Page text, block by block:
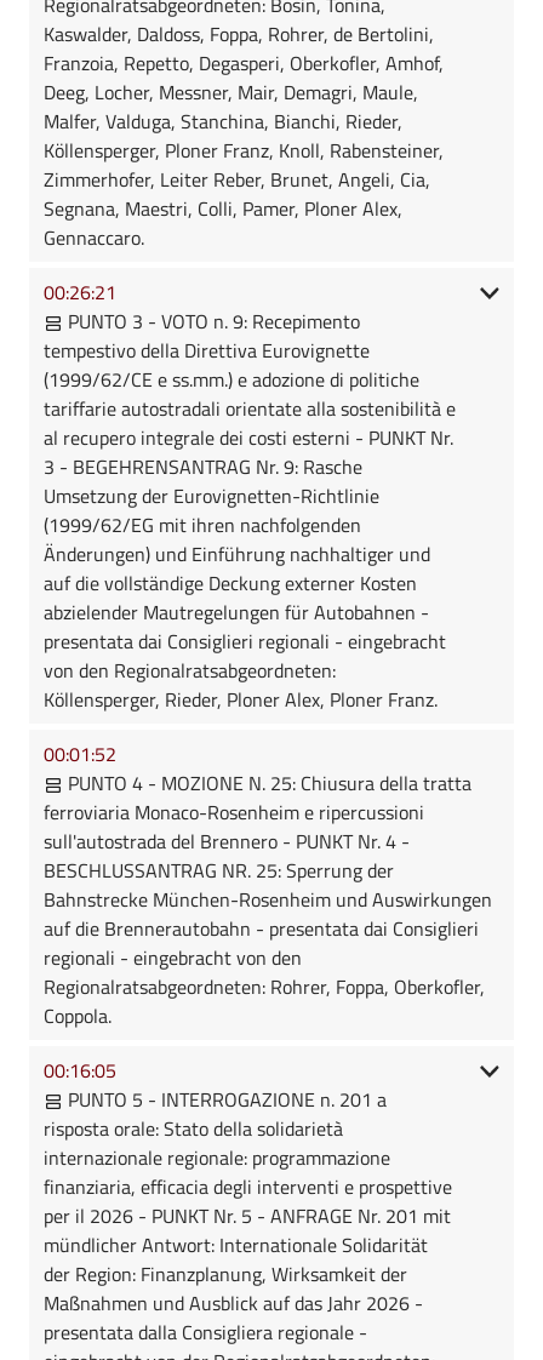
Kaswalder, Daldoss, Foppa, Rohrer, de Bertolini,
Franzoia, Repetto, Degasperi, Oberkofler, Amhof,
Deeg, Locher, Messner, Mair, Demagri, Maule,
Malfer, Valduga, Stanchina, Bianchi, Rieder,
Köllensperger, Ploner Franz, Knoll, Rabensteiner,
Zimmerhofer, Leiter Reber, Brunet, Angeli, Cia,
Segnana, Maestri, Colli, Pamer, Ploner Alex,
Gennaccaro.
00:26:21
PUNTO 3 - VOTO n. 9: Recepimento
tempestivo della Direttiva Eurovignette
(1999/62/CE e ss.mm.) e adozione di politiche
tariffarie autostradali orientate alla sostenibilità e
al recupero integrale dei costi esterni - PUNKT Nr.
3 - BEGEHRENSANTRAG Nr. 9: Rasche
Umsetzung der Eurovignetten-Richtlinie
(1999/62/EG mit ihren nachfolgenden
Änderungen) und Einführung nachhaltiger und
auf die vollständige Deckung externer Kosten
abzielender Mautregelungen für Autobahnen -
presentata dai Consiglieri regionali - eingebracht
von den Regionalratsabgeordneten:
Köllensperger, Rieder, Ploner Alex, Ploner Franz.
00:01:52
PUNTO 4 - MOZIONE N. 25: Chiusura della tratta
ferroviaria Monaco-Rosenheim e ripercussioni
sull'autostrada del Brennero - PUNKT Nr. 4 -
BESCHLUSSANTRAG NR. 25: Sperrung der
Bahnstrecke München-Rosenheim und Auswirkungen
auf die Brennerautobahn - presentata dai Consiglieri
regionali - eingebracht von den
Regionalratsabgeordneten: Rohrer, Foppa, Oberkofler,
Coppola.
00:16:05
PUNTO 5 - INTERROGAZIONE n. 201 a
risposta orale: Stato della solidarietà
internazionale regionale: programmazione
finanziaria, efficacia degli interventi e prospettive
per il 2026 - PUNKT Nr. 5 - ANFRAGE Nr. 201 mit
mündlicher Antwort: Internationale Solidarität
der Region: Finanzplanung, Wirksamkeit der
Maßnahmen und Ausblick auf das Jahr 2026 -
presentata dalla Consigliera regionale -